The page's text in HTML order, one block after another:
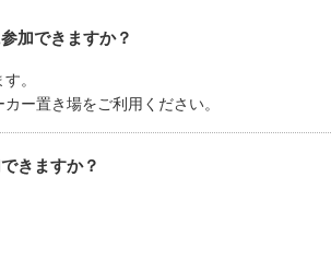
加できますか？
。
ー置き場をご利用ください。
きますか？